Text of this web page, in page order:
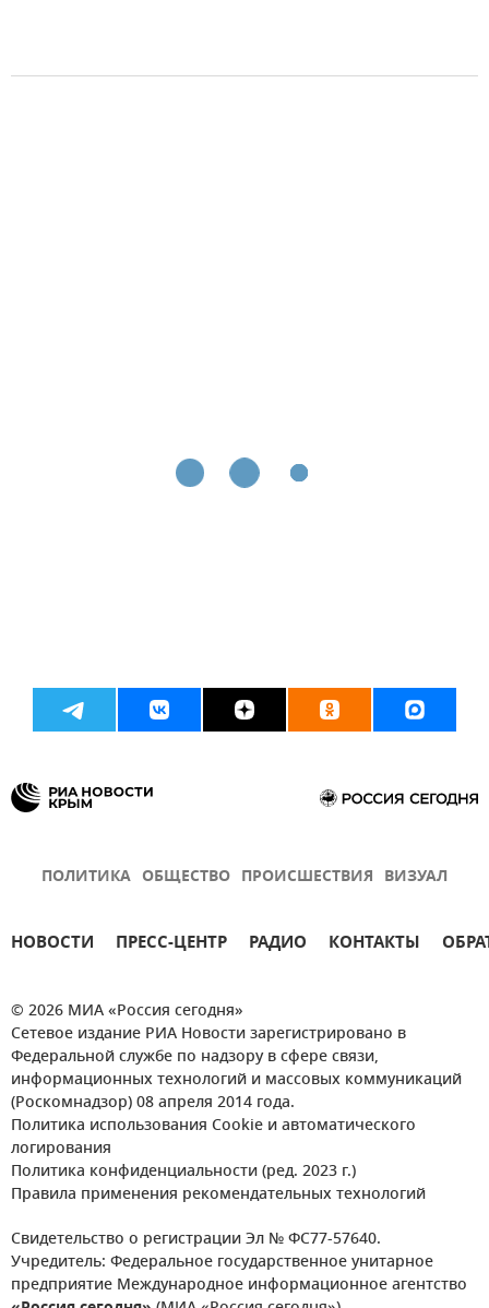
ПОЛИТИКА ОБЩЕСТВО ПРОИСШЕСТВИЯ ВИЗУАЛ
НОВОСТИ ПРЕСС-ЦЕНТР РАДИО КОНТАКТЫ
© 2026 МИА «Россия сегодня»
Сетевое издание РИА Новости зарегистрировано в
Федеральной службе по надзору в сфере связи,
информационных технологий и массовых коммуникаций
(Роскомнадзор) 08 апреля 2014 года.
Политика использования Cookie и автоматического
логирования
Политика конфиденциальности (ред. 2023 г.)
Правила применения рекомендательных технологий
Свидетельство о регистрации Эл № ФС77-57640.
Учредитель: Федеральное государственное унитарное
предприятие Международное информационное агентство